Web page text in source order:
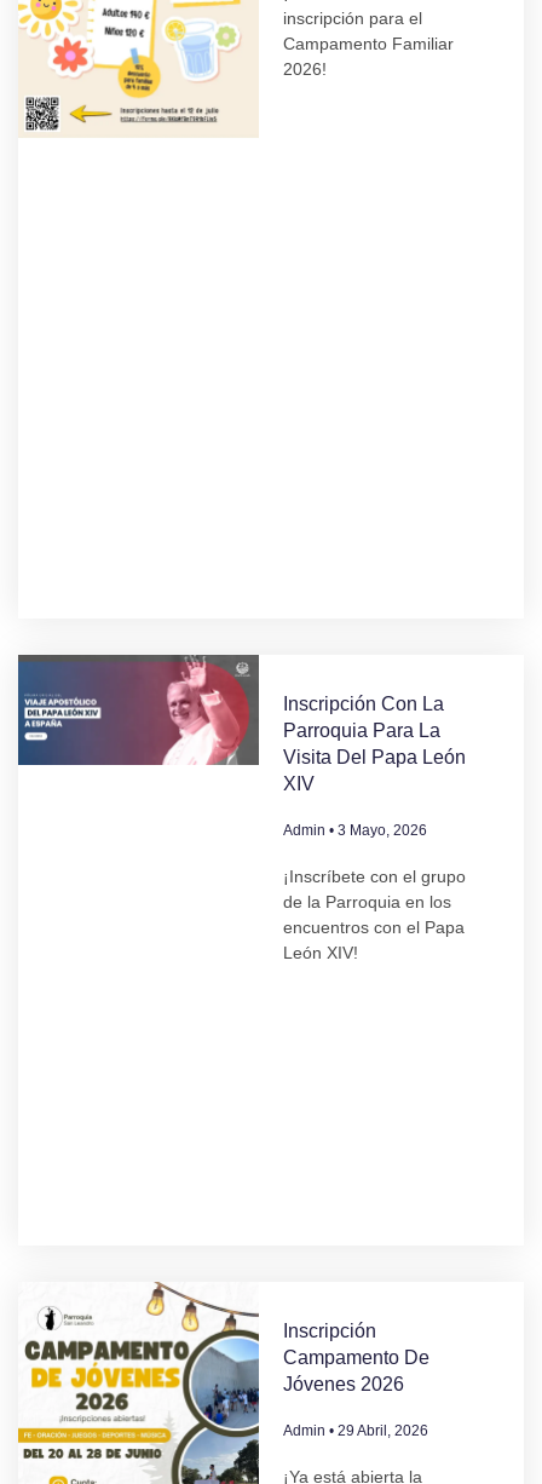
inscripción para el
Campamento Familiar
2026!
Inscripción Con La
Parroquia Para La
Visita Del Papa León
XIV
Admin 3 Mayo, 2026
¡Inscríbete con el grupo
de la Parroquia en los
encuentros con el Papa
León XIV!
Inscripción
Campamento De
Jóvenes 2026
Admin 29 Abril, 2026
¡Ya está abierta la